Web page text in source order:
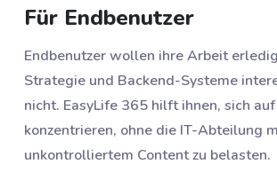
Für Endbenutzer
Endbenutzer wollen ihre Arbeit
Strategie und Backend-Systeme
nicht. EasyLife 365 hilft ihnen, sich
konzentrieren, ohne die IT-Abteilung
unkontrolliertem Content zu belasten.